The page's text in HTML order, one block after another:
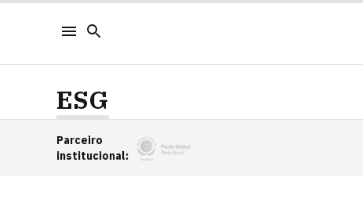
ESG
Parceiro
institucional: